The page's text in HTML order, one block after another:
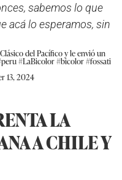
sabemos lo que
acá lo esperamos, sin
del Pacífico y le envió un
#LaBicolor#bicolor#fossati
13, 2024
LA
A CHILE Y